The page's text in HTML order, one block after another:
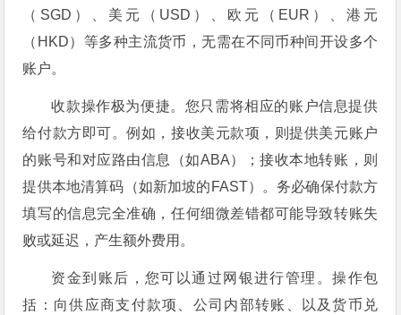
（SGD）、美元（USD）、欧元（EUR）、港元
（HKD）等多种主流货币，无需在不同币种间开设多个
账户。
收款操作极为便捷。您只需将相应的账户信息提供
给付款方即可。例如，接收美元款项，则提供美元账户
的账号和对应路由信息（如ABA）；接收本地转账，则
提供本地清算码（如新加坡的FAST）。务必确保付款方
填写的信息完全准确，任何细微差错都可能导致转账失
败或延迟，产生额外费用。
资金到账后，您可以通过网银进行管理。操作包
括：向供应商支付款项、公司内部转账、以及货币兑